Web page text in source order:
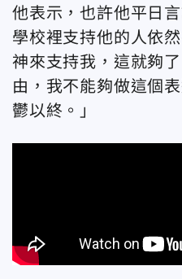
他表示，也許他平日
學校裡支持他的人依
神來支持我，這就夠
由，我不能夠做這個
鬱以終。」